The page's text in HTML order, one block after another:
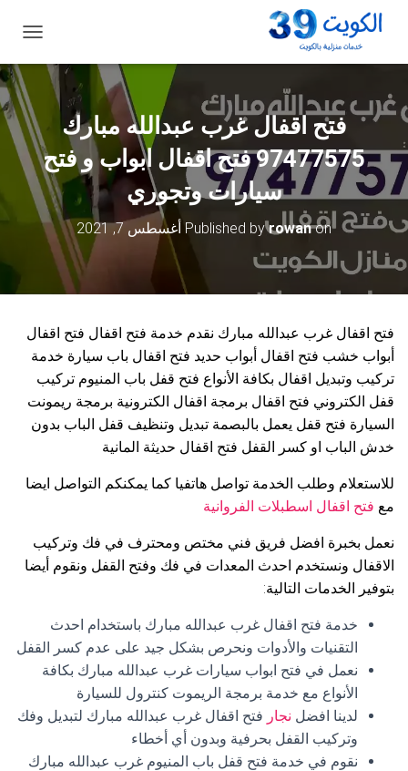
ب
ي
ل
ا
ل
ت
ن
ق
فتح اقفال غرب عبدالله مبارك
97477575 فتح اقفال ابواب و فتح
سيارات وتجوري
Published byrowanon أغسطس 7, 2021
فتح اقفال غرب عبدالله مبارك نقدم خدمة فتح اقفال فتح اقفال
أبواب خشب فتح اقفال أبواب حديد فتح اقفال باب سيارة خدمة
تركيب وتبديل اقفال بكافة الأنواع فتح قفل باب المنيوم تركيب
قفل الكتروني فتح اقفال برمجة اقفال الكترونية برمجة ريمونت
السيارة فتح قفل يعمل بالبصمة تبديل وتنظيف قفل الباب بدون
خدش الباب او كسر القفل فتح اقفال حديثة المانية
للاستعلام وطلب الخدمة تواصل هاتفيا كما يمكنكم التواصل ايضا
مع فتح اقفال اسطبلات الفروانية
نعمل بخبرة افضل فريق فني مختص ومحترف في فك وتركيب
الاقفال ونستخدم احدث المعدات في فك وفتح القفل ونقوم أيضا
بتوفير الخدمات التالية:
خدمة فتح اقفال غرب عبدالله مبارك باستخدام احدث
التقنيات والأدوات ونحرص بشكل جيد على عدم كسر القفل
نعمل في فتح ابواب سيارات غرب عبدالله مبارك بكافة
الأنواع مع خدمة برمجة الريموت كنترول للسيارة
لدينا افضل نجار فتح اقفال غرب عبدالله مبارك لتبديل وفك
وتركيب القفل بحرفية وبدون أي أخطاء
نقوم في خدمة فتح قفل باب المنيوم غرب عبدالله مبارك